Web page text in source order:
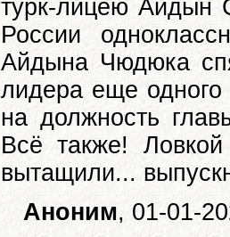
турк-лицею Айдын
России
Айдына Чюдюка
лидера еще одного
на должность
Всё также!
вытащили...
Аноним, 01-01-